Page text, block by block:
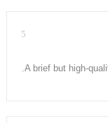
5
A brief but high-